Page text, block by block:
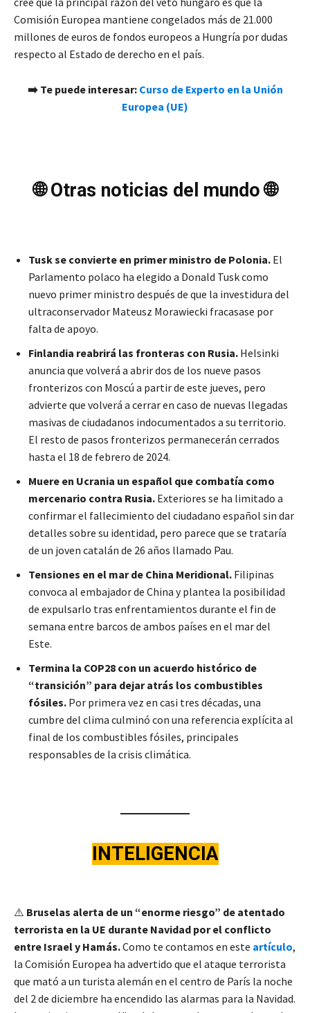
Comisión Europea mantiene congelados más de 21.000
millones de euros de fondos europeos a Hungría por dudas
respecto al Estado de derecho en el país.
➡️ Te puede interesar: Curso de Experto en la Unión
Europea (UE)
🌐 Otras noticias del mundo 🌐
Tusk se convierte en primer ministro de Polonia. El
Parlamento polaco ha elegido a Donald Tusk como
nuevo primer ministro después de que la investidura del
ultraconservador Mateusz Morawiecki fracasase por
falta de apoyo.
Finlandia reabrirá las fronteras con Rusia. Helsinki
anuncia que volverá a abrir dos de los nueve pasos
fronterizos con Moscú a partir de este jueves, pero
advierte que volverá a cerrar en caso de nuevas llegadas
masivas de ciudadanos indocumentados a su territorio.
El resto de pasos fronterizos permanecerán cerrados
hasta el 18 de febrero de 2024.
Muere en Ucrania un español que combatía como
mercenario contra Rusia. Exteriores se ha limitado a
confirmar el fallecimiento del ciudadano español sin dar
detalles sobre su identidad, pero parece que se trataría
de un joven catalán de 26 años llamado Pau.
Tensiones en el mar de China Meridional. Filipinas
convoca al embajador de China y plantea la posibilidad
de expulsarlo tras enfrentamientos durante el fin de
semana entre barcos de ambos países en el mar del
Este.
Termina la COP28 con un acuerdo histórico de
“transición” para dejar atrás los combustibles
fósiles. Por primera vez en casi tres décadas, una
cumbre del clima culminó con una referencia explícita al
final de los combustibles fósiles, principales
responsables de la crisis climática.
INTELIGENCIA
⚠️ Bruselas alerta de un “enorme riesgo” de atentado
terrorista en la UE durante Navidad por el conflicto
entre Israel y Hamás.Como te contamos en este artículo,
la Comisión Europea ha advertido que el ataque terrorista
que mató a un turista alemán en el centro de París la noche
del 2 de diciembre ha encendido las alarmas para la Navidad.